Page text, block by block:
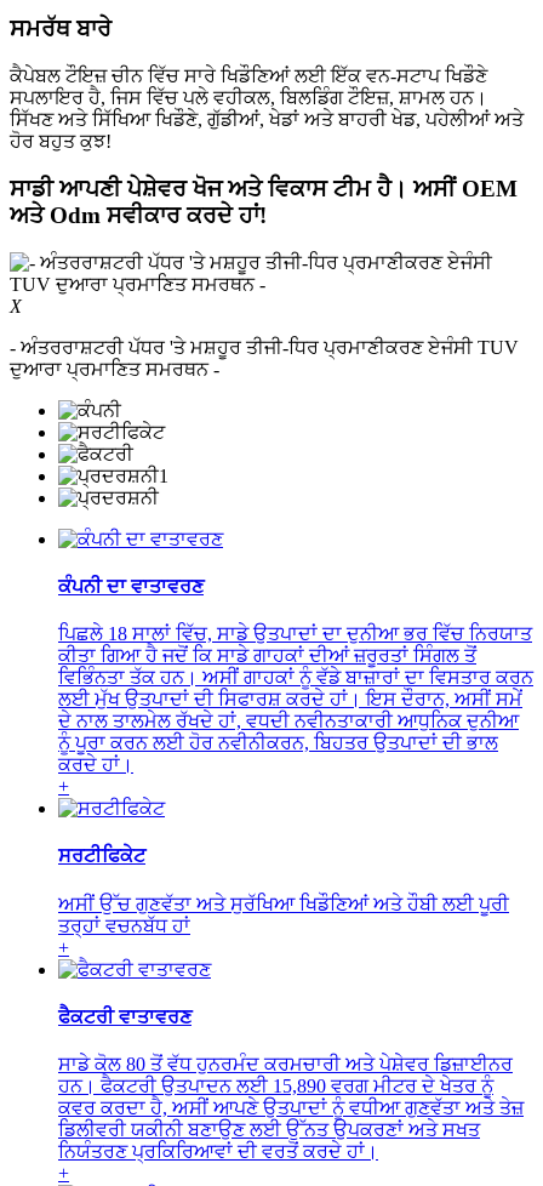
ਸਮਰੱਥ ਬਾਰੇ
ਕੈਪੇਬਲ ਟੌਇਜ਼ ਚੀਨ ਵਿੱਚ ਸਾਰੇ ਖਿਡੌਣਿਆਂ ਲਈ ਇੱਕ ਵਨ-ਸਟਾਪ ਖਿਡੌਣੇ
ਸਪਲਾਇਰ ਹੈ, ਜਿਸ ਵਿੱਚ ਪਲੇ ਵਹੀਕਲ, ਬਿਲਡਿੰਗ ਟੌਇਜ਼, ਸ਼ਾਮਲ ਹਨ।
ਸਿੱਖਣ ਅਤੇ ਸਿੱਖਿਆ ਖਿਡੌਣੇ, ਗੁੱਡੀਆਂ, ਖੇਡਾਂ ਅਤੇ ਬਾਹਰੀ ਖੇਡ, ਪਹੇਲੀਆਂ ਅਤੇ
ਹੋਰ ਬਹੁਤ ਕੁਝ!
ਸਾਡੀ ਆਪਣੀ ਪੇਸ਼ੇਵਰ ਖੋਜ ਅਤੇ ਵਿਕਾਸ ਟੀਮ ਹੈ। ਅਸੀਂ OEM
ਅਤੇ Odm ਸਵੀਕਾਰ ਕਰਦੇ ਹਾਂ!
X
- ਅੰਤਰਰਾਸ਼ਟਰੀ ਪੱਧਰ 'ਤੇ ਮਸ਼ਹੂਰ ਤੀਜੀ-ਧਿਰ ਪ੍ਰਮਾਣੀਕਰਣ ਏਜੰਸੀ TUV
ਦੁਆਰਾ ਪ੍ਰਮਾਣਿਤ ਸਮਰਥਨ -
ਕੰਪਨੀ ਦਾ ਵਾਤਾਵਰਣ
ਪਿਛਲੇ 18 ਸਾਲਾਂ ਵਿੱਚ, ਸਾਡੇ ਉਤਪਾਦਾਂ ਦਾ ਦੁਨੀਆ ਭਰ ਵਿੱਚ ਨਿਰਯਾਤ
ਕੀਤਾ ਗਿਆ ਹੈ ਜਦੋਂ ਕਿ ਸਾਡੇ ਗਾਹਕਾਂ ਦੀਆਂ ਜ਼ਰੂਰਤਾਂ ਸਿੰਗਲ ਤੋਂ
ਵਿਭਿੰਨਤਾ ਤੱਕ ਹਨ। ਅਸੀਂ ਗਾਹਕਾਂ ਨੂੰ ਵੱਡੇ ਬਾਜ਼ਾਰਾਂ ਦਾ ਵਿਸਤਾਰ ਕਰਨ
ਲਈ ਮੁੱਖ ਉਤਪਾਦਾਂ ਦੀ ਸਿਫਾਰਸ਼ ਕਰਦੇ ਹਾਂ। ਇਸ ਦੌਰਾਨ, ਅਸੀਂ ਸਮੇਂ
ਦੇ ਨਾਲ ਤਾਲਮੇਲ ਰੱਖਦੇ ਹਾਂ, ਵਧਦੀ ਨਵੀਨਤਾਕਾਰੀ ਆਧੁਨਿਕ ਦੁਨੀਆ
ਨੂੰ ਪੂਰਾ ਕਰਨ ਲਈ ਹੋਰ ਨਵੀਨੀਕਰਨ, ਬਿਹਤਰ ਉਤਪਾਦਾਂ ਦੀ ਭਾਲ
ਕਰਦੇ ਹਾਂ।
+
ਸਰਟੀਫਿਕੇਟ
ਅਸੀਂ ਉੱਚ ਗੁਣਵੱਤਾ ਅਤੇ ਸੁਰੱਖਿਆ ਖਿਡੌਣਿਆਂ ਅਤੇ ਹੌਬੀ ਲਈ ਪੂਰੀ
ਤਰ੍ਹਾਂ ਵਚਨਬੱਧ ਹਾਂ
+
ਫੈਕਟਰੀ ਵਾਤਾਵਰਣ
ਸਾਡੇ ਕੋਲ 80 ਤੋਂ ਵੱਧ ਹੁਨਰਮੰਦ ਕਰਮਚਾਰੀ ਅਤੇ ਪੇਸ਼ੇਵਰ ਡਿਜ਼ਾਈਨਰ
ਹਨ। ਫੈਕਟਰੀ ਉਤਪਾਦਨ ਲਈ 15,890 ਵਰਗ ਮੀਟਰ ਦੇ ਖੇਤਰ ਨੂੰ
ਕਵਰ ਕਰਦਾ ਹੈ, ਅਸੀਂ ਆਪਣੇ ਉਤਪਾਦਾਂ ਨੂੰ ਵਧੀਆ ਗੁਣਵੱਤਾ ਅਤੇ ਤੇਜ਼
ਡਿਲੀਵਰੀ ਯਕੀਨੀ ਬਣਾਉਣ ਲਈ ਉੱਨਤ ਉਪਕਰਣਾਂ ਅਤੇ ਸਖਤ
ਨਿਯੰਤਰਣ ਪ੍ਰਕਿਰਿਆਵਾਂ ਦੀ ਵਰਤੋਂ ਕਰਦੇ ਹਾਂ।
+